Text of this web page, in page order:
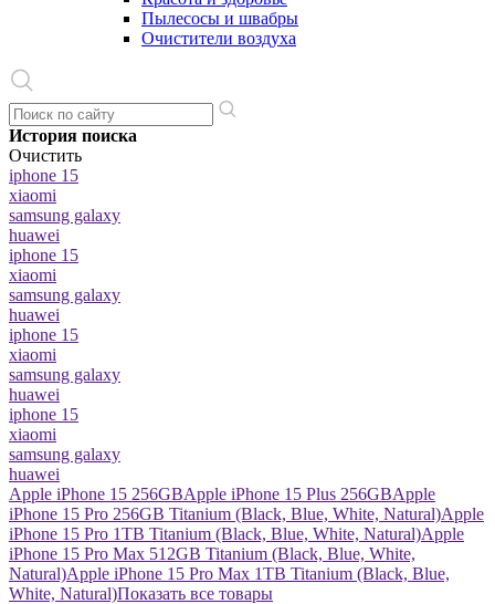
Пылесосы и швабры
Очистители воздуха
История поиска
Очистить
iphone 15
xiaomi
samsung galaxy
huawei
iphone 15
xiaomi
samsung galaxy
huawei
iphone 15
xiaomi
samsung galaxy
huawei
iphone 15
xiaomi
samsung galaxy
huawei
Apple iPhone 15 256GBApple iPhone 15 Plus 256GBApple
iPhone 15 Pro 256GB Titanium (Black, Blue, White, Natural)Apple
iPhone 15 Pro 1TB Titanium (Black, Blue, White, Natural)Apple
iPhone 15 Pro Max 512GB Titanium (Black, Blue, White,
Natural)Apple iPhone 15 Pro Max 1TB Titanium (Black, Blue,
White, Natural)Показать все товары